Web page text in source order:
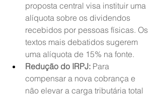
proposta central visa instituir uma
alíquota sobre os dividendos
recebidos por pessoas físicas. Os
textos mais debatidos sugerem
uma alíquota de 15% na fonte.
Redução do IRPJ: Para
compensar a nova cobrança e
não elevar a carga tributária total